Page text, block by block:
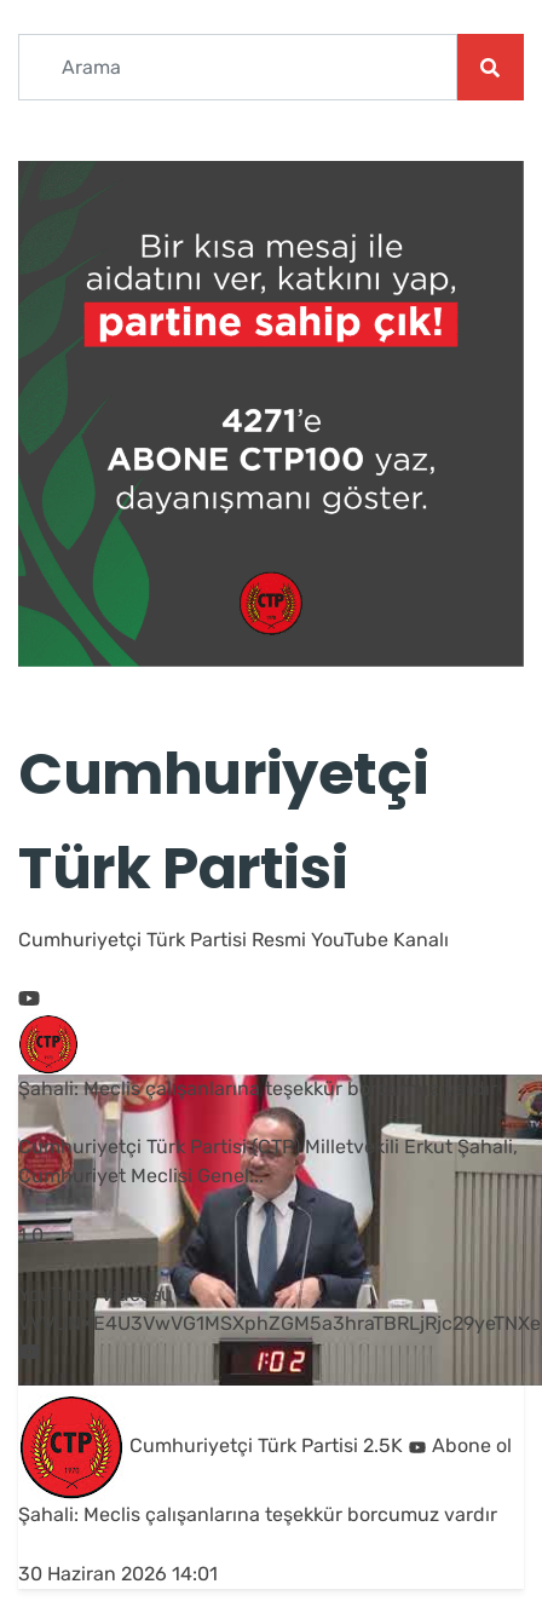
Cumhuriyetçi
Türk Partisi
Cumhuriyetçi Türk Partisi Resmi YouTube Kanalı
Şahali: Meclis çalışanlarına teşekkür borcumuz vardır
Cumhuriyetçi Türk Partisi (CTP) Milletvekili Erkut Şahali,
Cumhuriyet Meclisi Genel...
1 0
YouTube Videosu
Cumhuriyetçi Türk Partisi 2.5K Abone ol
Şahali: Meclis çalışanlarına teşekkür borcumuz vardır
30 Haziran 2026 14:01